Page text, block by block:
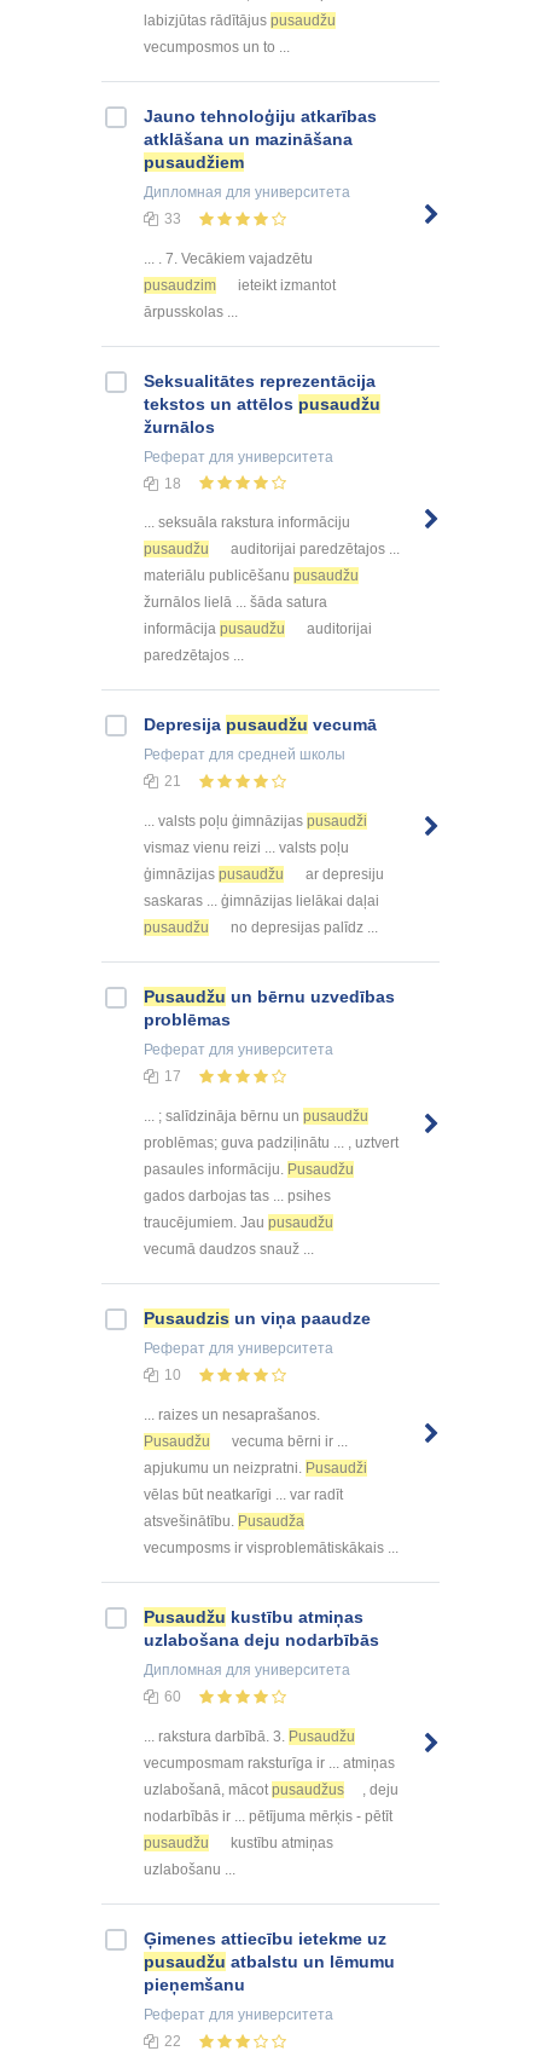
labizjūtas rādītājus pusaudžu
vecumposmos un to ...
Jauno tehnoloģiju atkarības
atklāšana un mazināšana
pusaudžiem
Дипломная для университета
33
... . 7. Vecākiem vajadzētu
pusaudzim
ieteikt izmantot
ārpusskolas ...
Seksualitātes reprezentācija
tekstos un attēlos pusaudžu
žurnālos
Реферат для университета
18
... seksuāla rakstura informāciju
pusaudžu
auditorijai paredzētajos ...
materiālu publicēšanu pusaudžu
žurnālos lielā ... šāda satura
informācija pusaudžu
auditorijai
paredzētajos ...
Depresija pusaudžu vecumā
Реферат для средней школы
21
... valsts poļu ģimnāzijas pusaudži
vismaz vienu reizi ... valsts poļu
ģimnāzijas pusaudžu
ar depresiju
saskaras ... ģimnāzijas lielākai daļai
pusaudžu
no depresijas palīdz ...
Pusaudžu un bērnu uzvedības
problēmas
Реферат для университета
17
... ; salīdzināja bērnu un pusaudžu
problēmas; guva padziļinātu ... , uztvert
pasaules informāciju. Pusaudžu
gados darbojas tas ... psihes
traucējumiem. Jau pusaudžu
vecumā daudzos snauž ...
Pusaudzis un viņa paaudze
Реферат для университета
10
... raizes un nesaprašanos.
Pusaudžu
vecuma bērni ir ...
apjukumu un neizpratni. Pusaudži
vēlas būt neatkarīgi ... var radīt
atsvešinātību. Pusaudža
vecumposms ir visproblemātiskākais ...
Pusaudžu kustību atmiņas
uzlabošana deju nodarbībās
Дипломная для университета
60
... rakstura darbībā. 3. Pusaudžu
vecumposmam raksturīga ir ... atmiņas
uzlabošanā, mācot pusaudžus
, deju
nodarbībās ir ... pētījuma mērķis - pētīt
pusaudžu
kustību atmiņas
uzlabošanu ...
Ģimenes attiecību ietekme uz
pusaudžu atbalstu un lēmumu
pieņemšanu
Реферат для университета
22